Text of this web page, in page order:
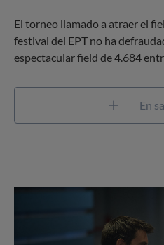
El torneo llamado a atraer el
festival del EPT no ha
espectacular field de 4.684
En